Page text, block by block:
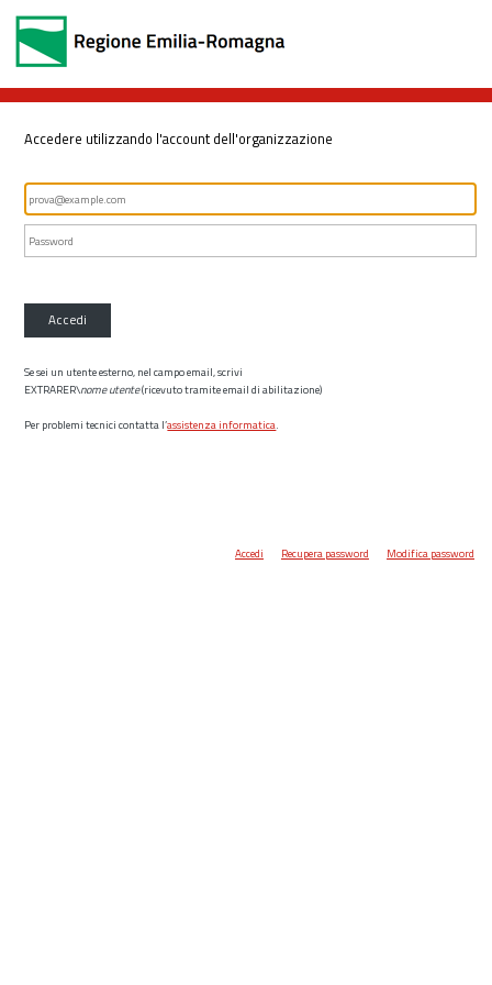
Accedere utilizzando l'account dell'organizzazione
Accedi
Se sei un utente esterno, nel campo email, scrivi
EXTRARER\nome utente(ricevuto tramite email di abilitazione)
Per problemi tecnici contatta l’assistenza informatica.
Accedi Recupera password Modifica password